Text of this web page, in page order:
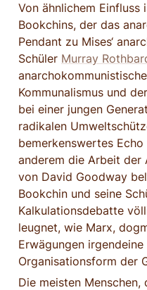
Von ähnlichem Einfluss
Bookchins, der das
Pendant zu Mises‘
Schüler Murray
Kommunalismus und
bei einer jungen
radikalen
bemerkenswertes
anderem die Arbeit der
von David Goodway
Bookchin und seine
Kalkulationsdebatte
leugnet, wie Marx,
Erwägungen
Organisationsform der
Die meisten